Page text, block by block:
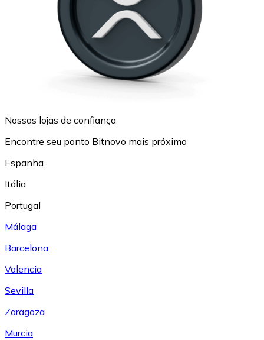
Nossas lojas de confiança
Encontre seu ponto Bitnovo mais próximo
Espanha
Itália
Portugal
Málaga
Barcelona
Valencia
Sevilla
Zaragoza
Murcia